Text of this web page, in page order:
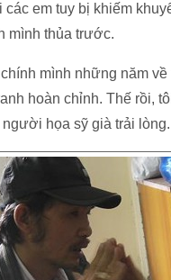
em tuy bị khiếm
mình thủa trước.
mình những năm
hoàn chỉnh. Thế rồi,
người họa sỹ già trải lòng.